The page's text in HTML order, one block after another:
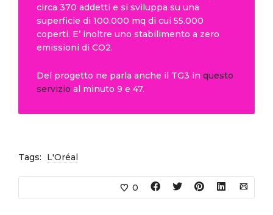
circa 370 addetti e si sviluppa su una
superficie di 100.000 mq di cui 55.000
coperti. E’ inoltre uno stabilimento a zero
emissioni di CO2.
Del progetto ne parla anche il TG3 in questo
servizio al minuto 9 e 47.
Tags: L'Oréal
0